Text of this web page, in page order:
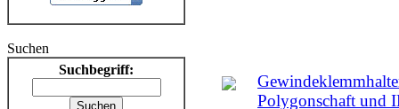
Suchen
Suchbegriff:
Polygonschaft und